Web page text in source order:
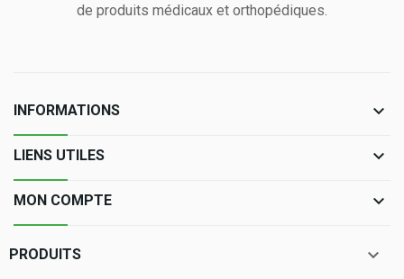
de produits médicaux et orthopédiques.
INFORMATIONS keyboard_arrow_down
LIENS UTILES keyboard_arrow_down
MON COMPTE keyboard_arrow_down
PRODUITS 